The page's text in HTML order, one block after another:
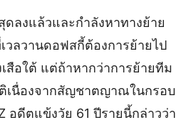
ดลงแล้วและกำลังหาทางย้าย
วลวานดอฟสกี้ต้องการย้ายไป
สือใต้ แต่ถ้าหากว่าการย้ายทีม
ติเนื่องจากสัญชาตญาณในกรอบ
อดีตแข้งวัย 61 ปีรายนี้กล่าวว่า